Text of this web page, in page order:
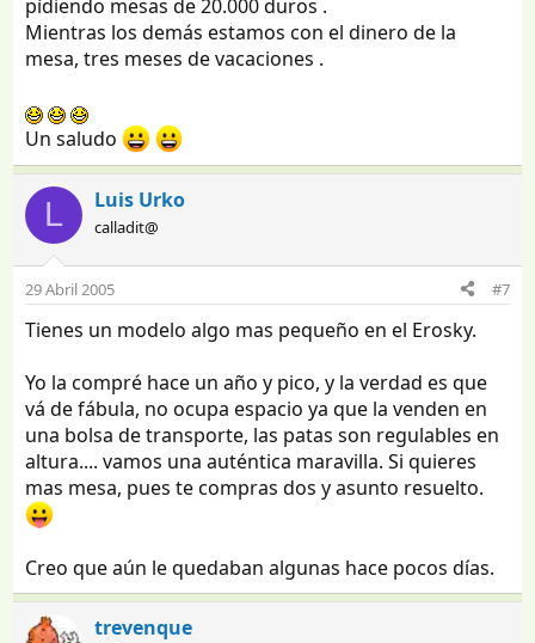
pìdiendo mesas de 20.000 duros .
Mientras los demás estamos con el dinero de la
mesa, tres meses de vacaciones .
Un saludo
L Luis Urko
calladit@
29 Abril 2005 #7
Tienes un modelo algo mas pequeño en el Erosky.
Yo la compré hace un año y pico, y la verdad es que
vá de fábula, no ocupa espacio ya que la venden en
una bolsa de transporte, las patas son regulables en
altura.... vamos una auténtica maravilla. Si quieres
mas mesa, pues te compras dos y asunto resuelto.
Creo que aún le quedaban algunas hace pocos días.
trevenque